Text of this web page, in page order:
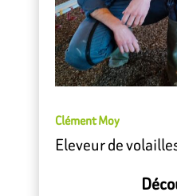
Clément Moy
Eleveur de